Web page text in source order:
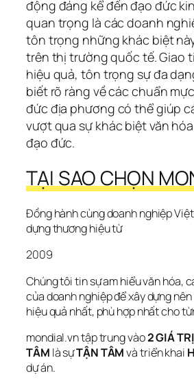
động đáng kể đến đạo đức
quan trọng là các doanh
tôn trọng những khác biệt
trên thị trường quốc tế. Giao
hiệu quả, tôn trọng sự đa
biết rõ ràng về các chuẩn
đức địa phương có thể giúp
vượt qua sự khác biệt văn
đạo đức.
TẠI SAO CHỌN
Đồng hành cùng doanh nghiệp
dựng thương hiệu từ
2009
Chúng tôi tin sự am hiểu văn hóa,
của doanh nghiệp để xây dựng
hiệu quả nhất, phù hợp nhất cho
mondial.vn tập trung vào 2 GIÁ
TÂM là sự TẬN TÂM và triển khai
dự án.